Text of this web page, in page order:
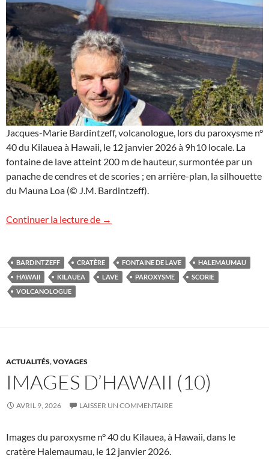
Jacques-Marie Bardintzeff, volcanologue, lors du paroxysme n°
40 du Kilauea à Hawaii, le 12 janvier 2026 à 9h10 locale. La
fontaine de lave atteint 200 m de hauteur, surmontée par un
panache de cendres et de scories ; en arrière-plan, la silhouette
du Mauna Loa (© J.M. Bardintzeff).
Continuer la lecture de Images d’Hawaii (11)
→
BARDINTZEFF CRATÈRE FONTAINE DE LAVE
HALEMAUMAU
HAWAII
KILAUEA LAVE PAROXYSME
SCORIE
VOLCANOLOGUE
ACTUALITÉS,VOYAGES
IMAGES D’HAWAII (10)
AVRIL 9, 2026 LAISSER UN COMMENTAIRE
Images du paroxysme n° 40 du Kilauea, à Hawaii, dans le
cratère Halemaumau, le 12 janvier 2026.